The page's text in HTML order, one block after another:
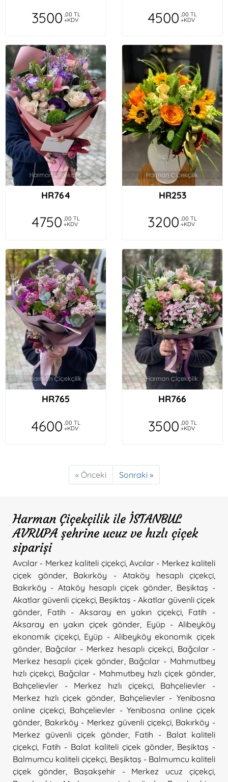
3500 ,00 TL
+KDV 4500 ,00 TL
+KDV
HR764
4750 ,00 TL
+KDV
HR253
3200 ,00 TL
+KDV
HR765
4600 ,00 TL
+KDV
HR766
3500 ,00 TL
+KDV
« Önceki Sonraki »
Harman Çiçekçilik ile İSTANBUL
AVRUPA şehrine ucuz ve hızlı çiçek
siparişi
Avcılar - Merkez kaliteli çiçekçi, Avcılar - Merkez kaliteli
çiçek gönder, Bakırköy - Ataköy hesaplı çiçekçi
Bakırköy - Ataköy hesaplı çiçek gönder
Beşiktaş -
Akatlar güvenli çiçekçi, Beşiktaş - Akatlar güvenli çiçek
gönder
Fatih - Aksaray en yakın çiçekçi, Fatih -
Aksaray en yakın çiçek gönder
Eyüp - Alibeyköy
ekonomik çiçekçi, Eyüp - Alibeyköy ekonomik çiçek
gönder Bağcılar - Merkez hesaplı çiçekçi Bağcılar -
Merkez hesaplı çiçek gönder Bağcılar - Mahmutbey
hızlı çiçekçi Bağcılar - Mahmutbey hızlı çiçek gönder
Bahçelievler - Merkez hızlı çiçekçi, Bahçelievler -
Merkez hızlı çiçek gönder
Bahçelievler - Yenibosna
online çiçekçi, Bahçelievler - Yenibosna online çiçek
gönder Bakırköy - Merkez güvenli çiçekçi, Bakırköy -
Merkez güvenli çiçek gönder
Fatih - Balat kaliteli
çiçekçi Fatih - Balat kaliteli çiçek gönder, Beşiktaş -
Balmumcu kaliteli çiçekçi Beşiktaş - Balmumcu kaliteli
çiçek gönder, Başakşehir - Merkez ucuz çiçekçi